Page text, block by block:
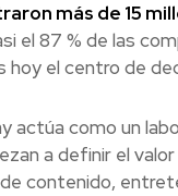
más de 15
el 87 % de las
el centro de
actúa como un
a definir el
contenido,